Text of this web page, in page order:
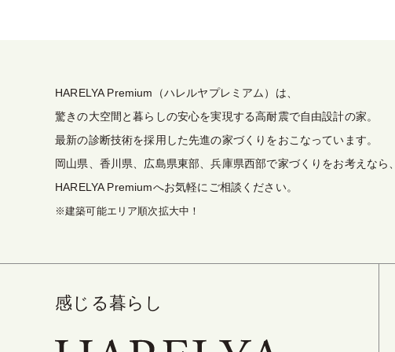
HARELYA Premium（ハレルヤプレミアム）は、
驚きの大空間と暮らしの安心を実現する高耐震で自由設計の家。
最新の診断技術を採用した先進の家づくりをおこなっています。
岡山県、香川県、広島県東部、兵庫県西部で家づくりをお考えなら、
HARELYA Premiumへお気軽にご相談ください。
※建築可能エリア順次拡大中！
感じる暮らし